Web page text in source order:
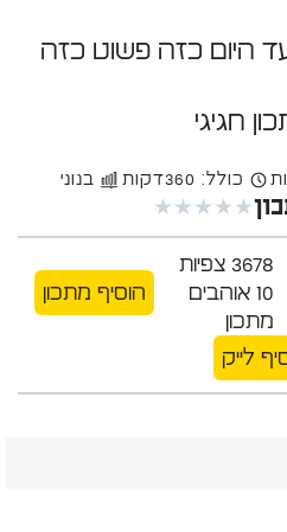
היום כזה פשוט כזה
חגיגי
כולל: 360 דקות בנוני
★
★
★
★
★
3678 צפיות
10 אוהבים
מתכון
הוסיף מתכון
לייק